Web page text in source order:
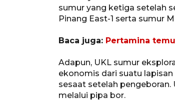
sumur yang ketiga setelah
Pinang East-1 serta sumur
Baca juga: Pertamina
Adapun, UKL sumur
ekonomis dari suatu
sesaat setelah
melalui pipa bor.